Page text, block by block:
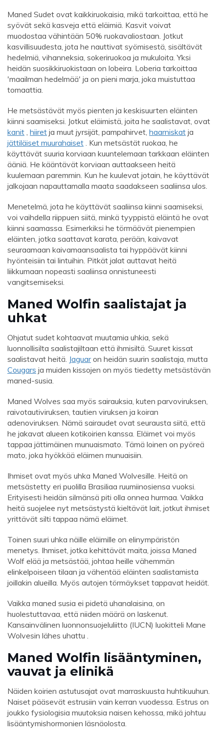
Maned Sudet ovat kaikkiruokaisia, mikä tarkoittaa, että he
syövät sekä kasveja että eläimiä. Kasvit voivat
muodostaa vähintään 50% ruokavaliostaan. Jotkut
kasvillisuudesta, jota he nauttivat syömisestä, sisältävät
hedelmiä, vihanneksia, sokeriruokoa ja mukuloita. Yksi
heidän suosikkiruokistaan ​​on lobeira. Loberia tarkoittaa
'maailman hedelmää' ja on pieni marja, joka muistuttaa
tomaattia.
He metsästävät myös pienten ja keskisuurten eläinten
kiinni saamiseksi. Jotkut eläimistä, joita he saalistavat, ovat
kanit hiiret ja muut jyrsijät, pampahirvet, haarniskat ja
jättiläiset muurahaiset . Kun metsästät ruokaa, he
käyttävät suuria korviaan kuuntelemaan tarkkaan eläinten
ääniä. He kääntävät korviaan auttaakseen heitä
kuulemaan paremmin. Kun he kuulevat jotain, he käyttävät
jalkojaan napauttamalla maata saadakseen saaliinsa ulos.
Menetelmä, jota he käyttävät saaliinsa kiinni saamiseksi,
voi vaihdella riippuen siitä, minkä tyyppistä eläintä he ovat
kiinni saamassa. Esimerkiksi he törmäävät pienempien
eläinten, jotka saattavat karata, perään, kaivavat
seuraamaan kaivamaansaalista tai hyppäävät kiinni
hyönteisiin tai lintuihin. Pitkät jalat auttavat heitä
liikkumaan nopeasti saaliinsa onnistuneesti
vangitsemiseksi.
Maned Wolfin saalistajat ja
uhkat
Ohjatut sudet kohtaavat muutamia uhkia, sekä
luonnollisilta saalistajiltaan että ihmisiltä. Suuret kissat
saalistavat heitä. Jaguaron heidän suurin saalistaja, mutta
Cougars ja muiden kissojen on myös tiedetty metsästävän
maned-susia.
Maned Wolves saa myös sairauksia, kuten parvoviruksen,
raivotautiviruksen, tautien viruksen ja koiran
adenoviruksen. Nämä sairaudet ovat seurausta siitä, että
he jakavat alueen kotikoirien kanssa. Eläimet voi myös
tappaa jättimäinen munuaismato. Tämä loinen on pyöreä
mato, joka hyökkää eläimen munuaisiin.
Ihmiset ovat myös uhka Maned Wolvesille. Heitä on
metsästetty eri puolilla Brasiliaa ruumiinosiensa vuoksi.
Erityisesti heidän silmänsä piti olla onnea hurmaa. Vaikka
heitä suojelee nyt metsästystä kieltävät lait, jotkut ihmiset
yrittävät silti tappaa nämä eläimet.
Toinen suuri uhka näille eläimille on elinympäristön
menetys. Ihmiset, jotka kehittävät maita, joissa Maned
Wolf elää ja metsästää, johtaa heille vähemmän
elinkelpoiseen tilaan ja vähentää eläinten saalistamista
joillakin alueilla. Myös autojen törmäykset tappavat heidät.
Vaikka maned susia ei pidetä uhanalaisina, on
huolestuttavaa, että niiden määrä on laskenut.
Kansainvälinen luonnonsuojeluliitto (IUCN) luokitteli Mane
Wolvesin lähes uhattu .
Maned Wolfin lisääntyminen,
vauvat ja elinikä
Näiden koirien astutusajat ovat marraskuusta huhtikuuhun.
Naiset pääsevät estrusiin vain kerran vuodessa. Estrus on
joukko fysiologisia muutoksia naisen kehossa, mikä johtuu
lisääntymishormonien läsnäolosta.